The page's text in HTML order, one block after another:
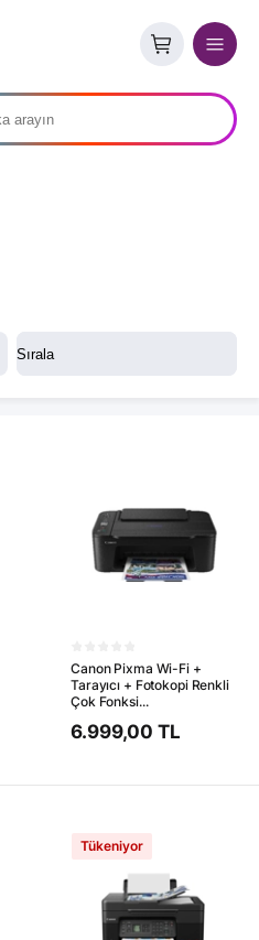
Canon Pixma Wi-Fi +
Tarayıcı + Fotokopi Renkli
Çok Fonksi...
6.999,00 TL
Tükeniyor